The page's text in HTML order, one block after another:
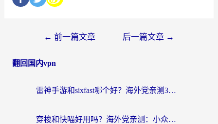
← 前一篇文章 后一篇文章 →
翻回国内vpn
雷神手游和sixfast哪个好？海外党亲测3款回国加速器，教你选对不踩坑
穿梭和快喵好用吗？海外党亲测：小众加速器对比+番茄加速器深度体验